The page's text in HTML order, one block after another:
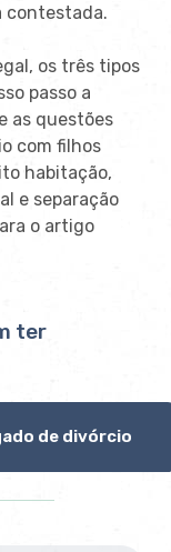
contestada.
os três tipos
passo a
as questões
com filhos
habitação,
e separação
o artigo
ter
de divórcio